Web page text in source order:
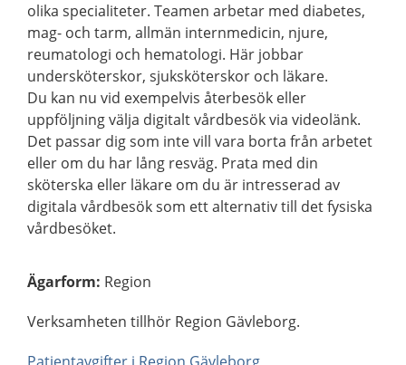
olika specialiteter. Teamen arbetar med diabetes,
mag- och tarm, allmän internmedicin, njure,
reumatologi och hematologi. Här jobbar
undersköterskor, sjuksköterskor och läkare.
Du kan nu vid exempelvis återbesök eller
uppföljning välja digitalt vårdbesök via videolänk.
Det passar dig som inte vill vara borta från arbetet
eller om du har lång resväg. Prata med din
sköterska eller läkare om du är intresserad av
digitala vårdbesök som ett alternativ till det fysiska
vårdbesöket.
Ägarform: Region
Verksamheten tillhör Region Gävleborg.